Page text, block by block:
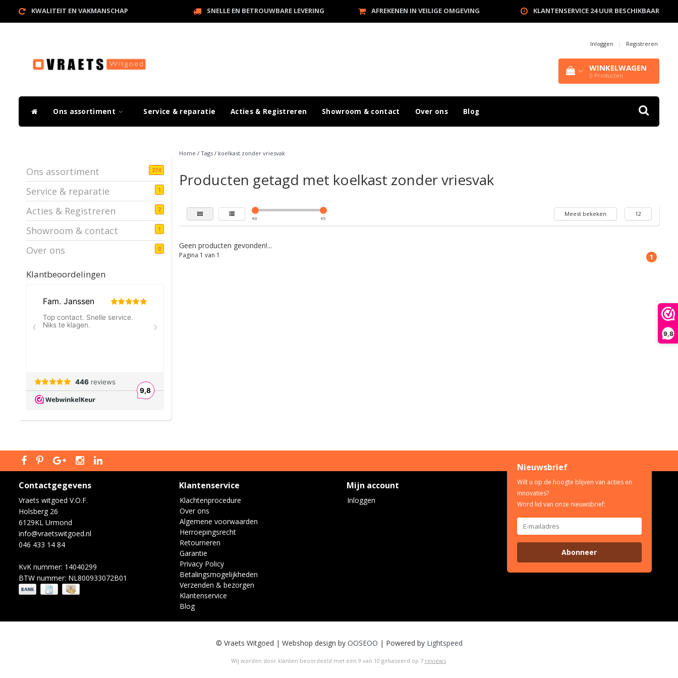
9,8
KWALITEIT EN VAKMANSCHAP SNELLE EN BETROUWBARE LEVERING AFREKENEN IN VEILIGE OMGEVING KLANTENSERVICE 24 UUR BESCHIKBAAR
Inloggen | Registreren
WINKELWAGEN
0 Producten
Ons assortiment Service & reparatie Acties & Registreren Showroom & contact Over ons Blog
Ons assortiment 274
Service & reparatie 1
Acties & Registreren 2
Showroom & contact 1
Over ons 0
Klantbeoordelingen
Home / Tags/ koelkast zonder vriesvak
Producten getagd met koelkast zonder vriesvak
€0 €5
Meest bekeken 12
Geen producten gevonden!...
Pagina 1 van 1 1
Contactgegevens
Vraets witgoed V.O.F.
Holsberg 26
6129KL Urmond
info@vraetswitgoed.nl
046 433 14 84
KvK nummer: 14040299
BTW nummer: NL800933072B01
Klantenservice
Klachtenprocedure
Over ons
Algemene voorwaarden
Herroepingsrecht
Retourneren
Garantie
Privacy Policy
Betalingsmogelijkheden
Verzenden & bezorgen
Klantenservice
Blog
Mijn account
Inloggen
Nieuwsbrief
Wilt u op de hoogte blijven van acties en
innovaties?
Word lid van onze nieuwsbrief:
Abonneer
© Vraets Witgoed | Webshop design by OOSEOO | Powered by Lightspeed
Wij worden door klanten beoordeeld met een 9 van 10 gebaseerd op 7 reviews.